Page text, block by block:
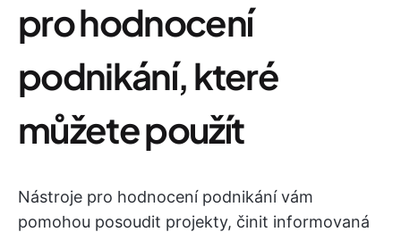
pro hodnocení
podnikání, které
můžete použít
Nástroje pro hodnocení podnikání vám
pomohou posoudit projekty, činit informovaná